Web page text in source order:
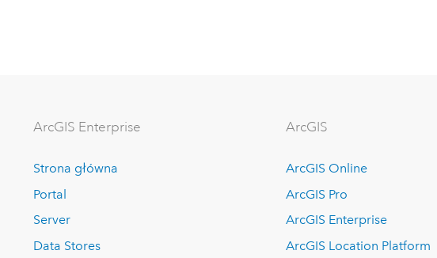
ArcGIS Enterprise
Strona główna
Portal
Server
Data Stores
ArcGIS
ArcGIS Online
ArcGIS Pro
ArcGIS Enterprise
ArcGIS Location Platform